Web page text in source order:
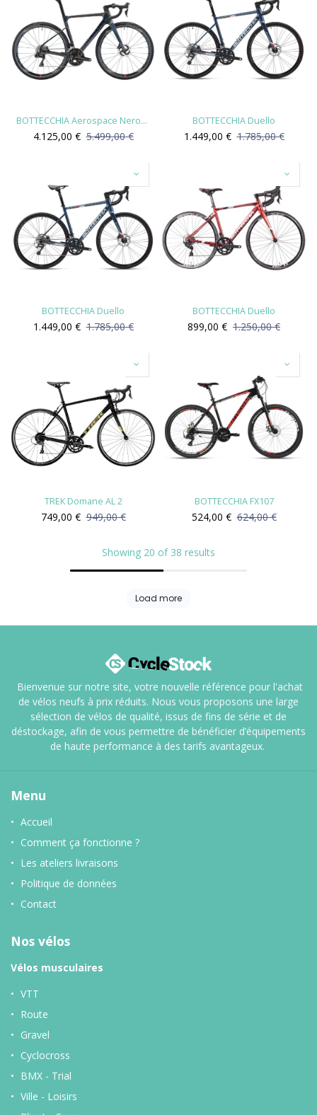
BOTTECCHIA Aerospace Neroprisma
4.125,00 € 5.499,00€
BOTTECCHIA Duello
1.449,00 € 1.785,00€
BOTTECCHIA Duello
1.449,00 € 1.785,00€
BOTTECCHIA Duello
899,00 € 1.250,00€
TREK Domane AL 2
749,00 € 949,00€
BOTTECCHIA FX107
524,00 € 624,00€
Showing 20 of 38 results
Load more
Bienvenue sur notre site, votre nouvelle référence pour l'achat
de vélos neufs à prix réduits. Nous vous proposons une large
sélection de vélos de qualité, issus de fins de série et de
déstockage, afin de vous permettre de bénéficier d’équipements
de haute performance à des tarifs avantageux.
Menu
Accueil
Comment ça fonctionne ?
Les ateliers livraisons
Politique de données
Contact
Nos vélos
Vélos musculaires
VTT
Route
Gravel
Cyclocross
BMX - Trial
Ville - Loisirs